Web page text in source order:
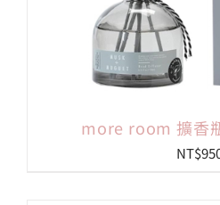
more room 擴香
NT$